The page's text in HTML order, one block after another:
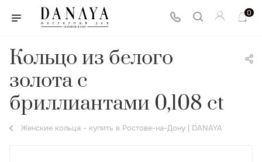
0
Кольцо из белого
золота с
бриллиантами 0,108 ct
Женские кольца - купить в Ростове-на-Дону | DANAYA